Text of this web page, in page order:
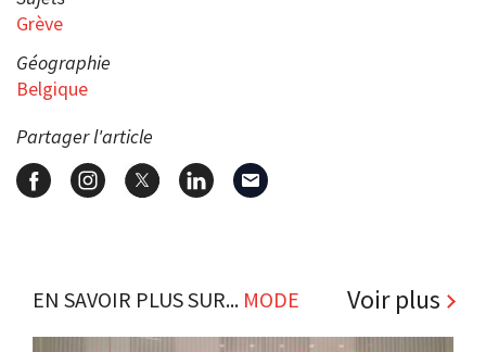
Grève
Géographie
Belgique
Partager l'article
EN SAVOIR PLUS SUR... MODE Voir plus